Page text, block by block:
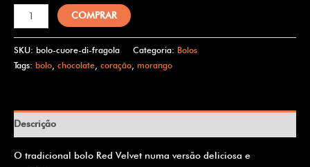
COMPRAR
SKU: bolo-cuore-di-fragola Categoria: Bolos
Tags: bolo chocolate coração morango
Descrição
O tradicional bolo Red Velvet numa versão deliciosa e